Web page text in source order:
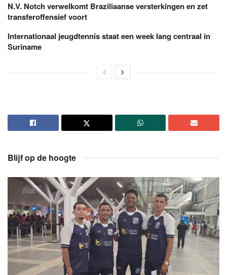
N.V. Notch verwelkomt Braziliaanse versterkingen en zet
transferoffensief voort
Internationaal jeugdtennis staat een week lang centraal in
Suriname
Blijf op de hoogte